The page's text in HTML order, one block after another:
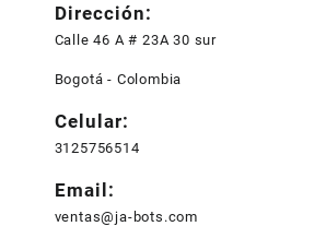
Dirección:
Calle 46 A # 23A 30 sur
Bogotá - Colombia
Celular:
3125756514
Email:
ventas@ja-bots.com